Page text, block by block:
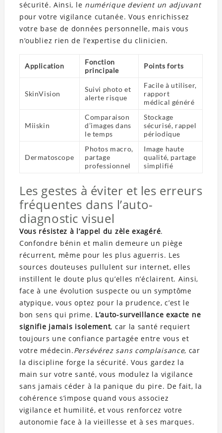
sécurité. Ainsi, le numérique devient un adjuvant
pour votre vigilance cutanée. Vous enrichissez
votre base de données personnelle, mais vous
n’oubliez rien de l’expertise du clinicien.
Application
Fonction
principale
Points forts
SkinVision
Suivi photo et
alerte risque
Facile à utiliser,
rapport
médical généré
Miiskin
Comparaison
d’images dans
le temps
Stockage
sécurisé, rappel
périodique
Dermatoscope
Photos macro,
partage
professionnel
Image haute
qualité, partage
simplifié
Les gestes à éviter et les erreurs
fréquentes dans l’auto-
diagnostic visuel
Vous résistez à l’appel du zèle exagéré.
Confondre bénin et malin demeure un piège
récurrent, même pour les plus aguerris. Les
sources douteuses pullulent sur internet, elles
instillent le doute plus qu’elles n’éclairent. Ainsi,
face à une évolution suspecte ou un symptôme
atypique, vous optez pour la prudence, c’est le
bon sens qui prime. L’auto-surveillance exacte ne
signifie jamais isolement, car la santé requiert
toujours une confiance partagée entre vous et
votre médecin.Persévérez sans complaisance, car
la discipline forge la sécurité. Vous gardez la
main sur votre santé, vous modulez la vigilance
sans jamais céder à la panique du pire. De fait, la
cohérence s’impose quand vous associez
vigilance et humilité, et vous renforcez votre
autonomie face à la vieillesse et à ses marques.